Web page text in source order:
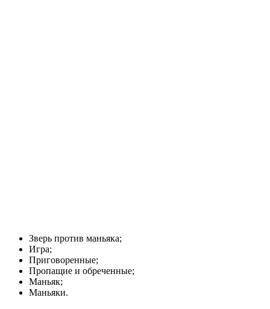
Зверь против маньяка;
Игра;
Приговоренные;
Пропащие и обреченные;
Маньяк;
Маньяки.